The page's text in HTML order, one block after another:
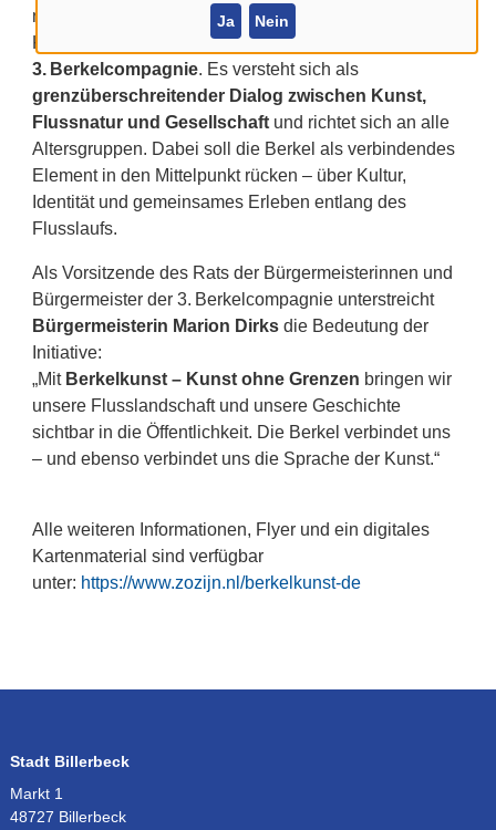
Ja Nein
niederländischen TrägerZozijn, dem Sozial- und
Kunstförderer
Alexianer IBPund der
3. Berkelcompagnie. Es versteht sich als
grenzüberschreitender Dialog zwischen Kunst,
Flussnatur und Gesellschaftund richtet sich an alle
Altersgruppen. Dabei soll die Berkel als verbindendes
Element in den Mittelpunkt rücken – über Kultur,
Identität und gemeinsames Erleben entlang des
Flusslaufs.
Als Vorsitzende des Rats der Bürgermeisterinnen und
Bürgermeister der 3. Berkelcompagnie unterstreicht
Bürgermeisterin Marion Dirksdie Bedeutung der
Initiative:
„Mit Berkelkunst – Kunst ohne Grenzen bringen wir
unsere Flusslandschaft und unsere Geschichte
sichtbar in die Öffentlichkeit. Die Berkel verbindet uns
– und ebenso verbindet uns die Sprache der Kunst.“
Alle weiteren Informationen, Flyer und ein digitales
Kartenmaterial sind verfügbar
unter: https://www.zozijn.nl/berkelkunst-de
Stadt Billerbeck
Markt 1
48727 Billerbeck